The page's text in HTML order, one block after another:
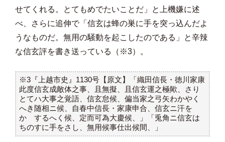
せてくれる。とてもめでたいことだ」と上機嫌に述
べ、さらに追伸で「信玄は蜂の巣に手を突っ込んだよ
うなものだ。無用の騒動を起こしたのである」と辛辣
な信玄評を書き送っている（※3）。
※3『上越市史』1130号【原文】「織田信長・徳川家康
此度信玄成敵体之事、且無擬、且信玄運之極歟、さり
とてハ大事之覚語、信玄怠候、偏当家之弓矢わかやく
へき随相ニ候、自春中信長・家康申合、信玄ニ汗を
かゝするへく候、定而可為大慶候、」「兎角ニ信玄は
ちのすに手をさし、無用候事仕出候間、」